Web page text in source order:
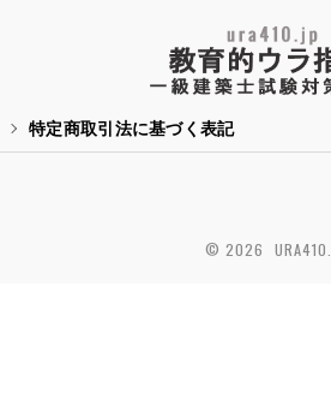
特定商取引法に基づく表記
© 2026 URA410.